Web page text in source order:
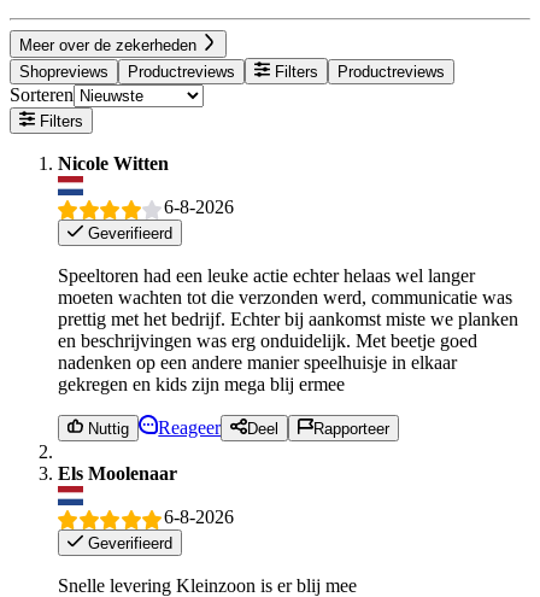
Meer over de zekerheden
Shopreviews
Productreviews Filters Productreviews
Sorteren
Filters
Nicole Witten
6-8-2026
Geverifieerd
Speeltoren had een leuke actie echter helaas wel langer
moeten wachten tot die verzonden werd, communicatie was
prettig met het bedrijf. Echter bij aankomst miste we planken
en beschrijvingen was erg onduidelijk. Met beetje goed
nadenken op een andere manier speelhuisje in elkaar
gekregen en kids zijn mega blij ermee
Nuttig Reageer Deel Rapporteer
Els Moolenaar
6-8-2026
Geverifieerd
Snelle levering Kleinzoon is er blij mee